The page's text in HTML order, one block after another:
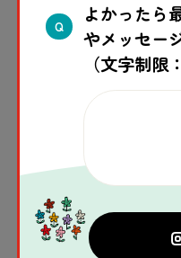
イ
【
Q
よかったら
やメッセー
（文字制限